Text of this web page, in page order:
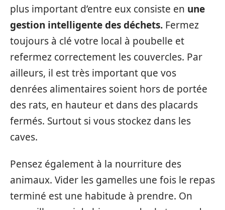
plus important d’entre eux consiste en une
gestion intelligente des déchets. Fermez
toujours à clé votre local à poubelle et
refermez correctement les couvercles. Par
ailleurs, il est très important que vos
denrées alimentaires soient hors de portée
des rats, en hauteur et dans des placards
fermés. Surtout si vous stockez dans les
caves.
Pensez également à la nourriture des
animaux. Vider les gamelles une fois le repas
terminé est une habitude à prendre. On